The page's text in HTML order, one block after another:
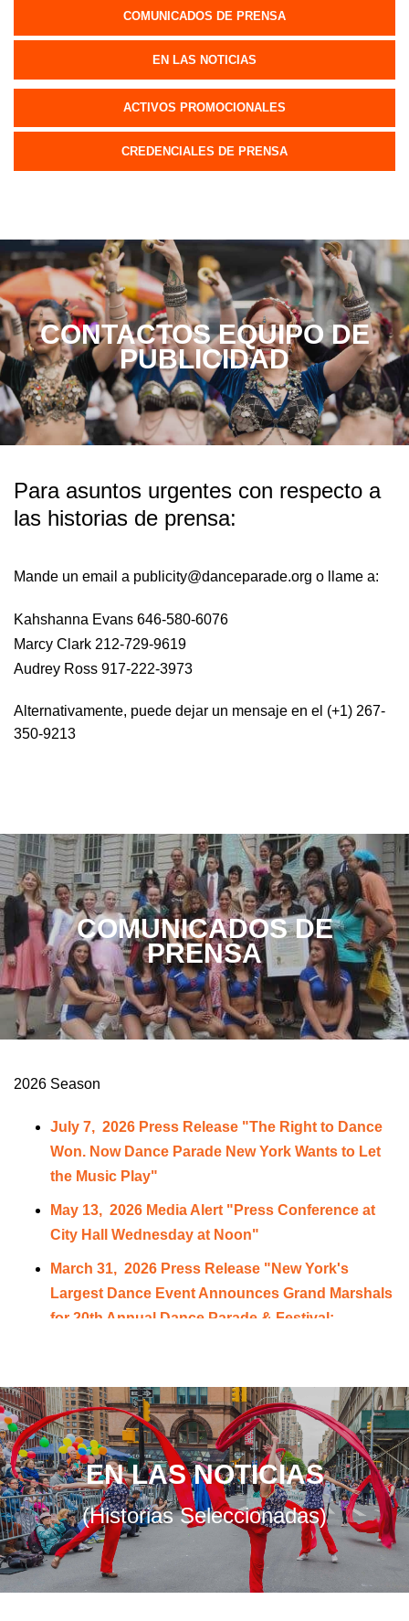
COMUNICADOS DE PRENSA
EN LAS NOTICIAS
ACTIVOS PROMOCIONALES
CREDENCIALES DE PRENSA
CONTACTOS EQUIPO DE
PUBLICIDAD
Para asuntos urgentes con respecto a
las historias de prensa:
Mande un email a publicity@danceparade.org o llame a:
Kahshanna Evans 646-580-6076
Marcy Clark 212-729-9619
Audrey Ross 917-222-3973
Alternativamente, puede dejar un mensaje en el (+1) 267-
350-9213
COMUNICADOS DE
PRENSA
2026 Season
July 7, 2026 Press Release "The Right to Dance
Won. Now Dance Parade New York Wants to Let
the Music Play"
May 13, 2026 Media Alert "Press Conference at
City Hall Wednesday at Noon"
March 31, 2026 Press Release "New York's
Largest Dance Event Announces Grand Marshals
for 20th Annual Dance Parade & Festival:
Goes On -- Dance Parade NYC Marks 20 Years of
Dance, Expression & Advocacy for the Right to
Boogie!"
2025temporada
May 6, 2025 Dance Parade Press Conference at
City Hall
EN LAS NOTICIAS
(Historias Seleccionadas)